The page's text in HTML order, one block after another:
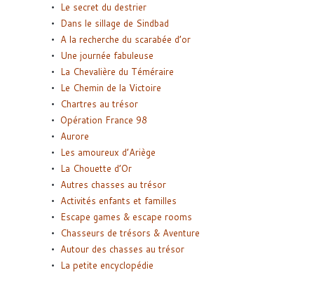
Le secret du destrier
Dans le sillage de Sindbad
A la recherche du scarabée d’or
Une journée fabuleuse
La Chevalière du Téméraire
Le Chemin de la Victoire
Chartres au trésor
Opération France 98
Aurore
Les amoureux d’Ariège
La Chouette d’Or
Autres chasses au trésor
Activités enfants et familles
Escape games & escape rooms
Chasseurs de trésors & Aventure
Autour des chasses au trésor
La petite encyclopédie